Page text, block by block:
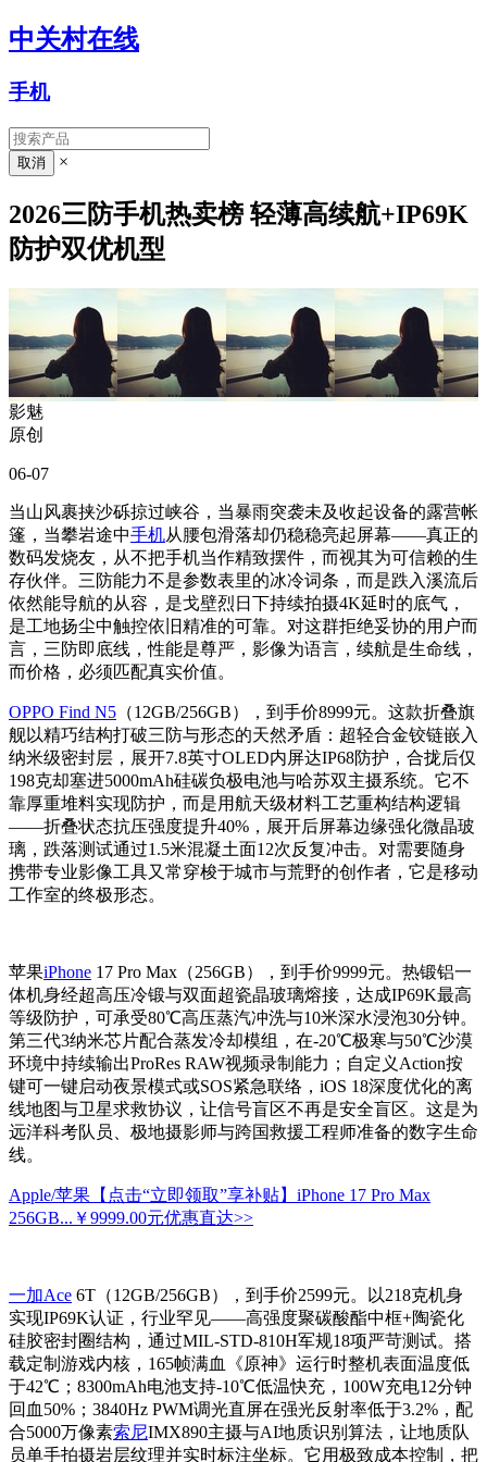
中关村在线
手机
×
2026三防手机热卖榜 轻薄高续航+IP69K
防护双优机型
影魅
原创
06-07
当山风裹挟沙砾掠过峡谷，当暴雨突袭未及收起设备的露营帐
篷，当攀岩途中手机从腰包滑落却仍稳稳亮起屏幕——真正的
数码发烧友，从不把手机当作精致摆件，而视其为可信赖的生
存伙伴。三防能力不是参数表里的冰冷词条，而是跌入溪流后
依然能导航的从容，是戈壁烈日下持续拍摄4K延时的底气，
是工地扬尘中触控依旧精准的可靠。对这群拒绝妥协的用户而
言，三防即底线，性能是尊严，影像为语言，续航是生命线，
而价格，必须匹配真实价值。
OPPO Find N5 （12GB/256GB），到手价8999元。这款折叠旗
舰以精巧结构打破三防与形态的天然矛盾：超轻合金铰链嵌入
纳米级密封层，展开7.8英寸OLED内屏达IP68防护，合拢后仅
198克却塞进5000mAh硅碳负极电池与哈苏双主摄系统。它不
靠厚重堆料实现防护，而是用航天级材料工艺重构结构逻辑
——折叠状态抗压强度提升40%，展开后屏幕边缘强化微晶玻
璃，跌落测试通过1.5米混凝土面12次反复冲击。对需要随身
携带专业影像工具又常穿梭于城市与荒野的创作者，它是移动
工作室的终极形态。
苹果iPhone 17 Pro Max（256GB），到手价9999元。热锻铝一
体机身经超高压冷锻与双面超瓷晶玻璃熔接，达成IP69K最高
等级防护，可承受80℃高压蒸汽冲洗与10米深水浸泡30分钟。
第三代3纳米芯片配合蒸发冷却模组，在-20℃极寒与50℃沙漠
环境中持续输出ProRes RAW视频录制能力；自定义Action按
键可一键启动夜景模式或SOS紧急联络，iOS 18深度优化的离
线地图与卫星求救协议，让信号盲区不再是安全盲区。这是为
远洋科考队员、极地摄影师与跨国救援工程师准备的数字生命
线。
Apple/苹果【点击“立即领取”享补贴】iPhone 17 Pro Max
256GB... ￥9999.00元优惠直达>>
一加Ace 6T（12GB/256GB），到手价2599元。以218克机身
实现IP69K认证，行业罕见——高强度聚碳酸酯中框+陶瓷化
硅胶密封圈结构，通过MIL-STD-810H军规18项严苛测试。搭
载定制游戏内核，165帧满血《原神》运行时整机表面温度低
于42℃；8300mAh电池支持-10℃低温快充，100W充电12分钟
回血50%；3840Hz PWM调光直屏在强光反射率低于3.2%，配
合5000万像素索尼IMX890主摄与AI地质识别算法，让地质队
员单手拍摄岩层纹理并实时标注坐标。它用极致成本控制，把